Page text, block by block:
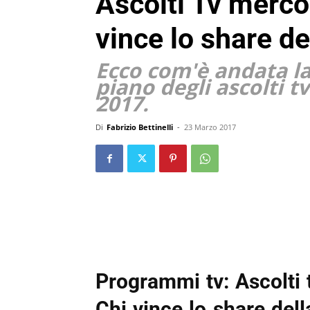
vince lo share
Ecco com'è andata
piano degli ascolti
2017.
Di Fabrizio Bettinelli - 23 Marzo 2017
Programmi tv: Ascolti